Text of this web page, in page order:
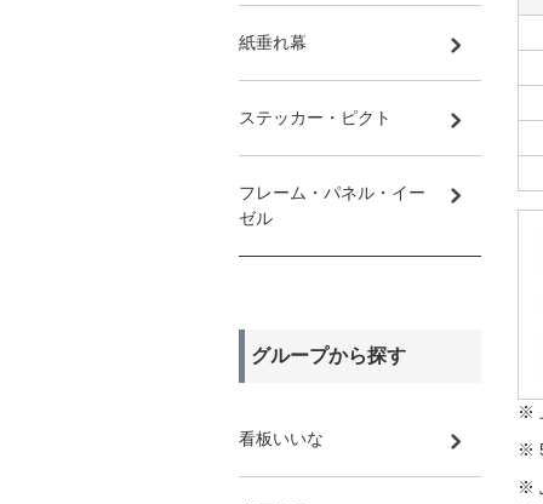
※
※
※
紙垂れ幕
ステッカー・ピクト
フレーム・パネル・イー
ゼル
グループから探す
看板いいな